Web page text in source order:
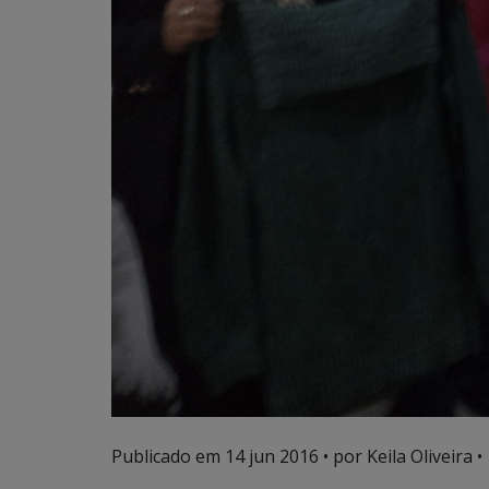
Publicado em 14 jun 2016 • por Keila Oliveira •